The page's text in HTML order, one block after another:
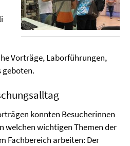
Vorträge, Laborführungen,
geboten.
konnten Besucherinnen
welchen wichtigen Themen der
Fachbereich arbeiten: Der